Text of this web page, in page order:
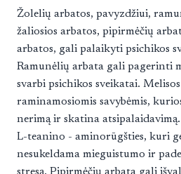
Žolelių arbatos, pavyzdžiui,
žaliosios arbatos, pipirmėčių
arbatos, gali palaikyti psichikos
Ramunėlių arbata gali pagerinti
svarbi psichikos sveikatai.
raminamosiomis savybėmis,
nerimą ir skatina
L-teanino - aminorūgšties, kuri
nesukeldama mieguistumo ir